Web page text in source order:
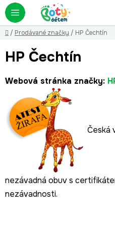
Přejít
na
obsah
Domů
/ Prodávané značky / HP Čechtín
HP Čechtín
Webová stránka značky:
Česká
nezávadná obuv s
nezávadnosti.